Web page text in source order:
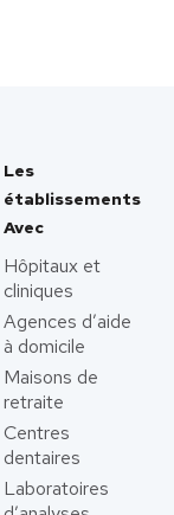
Les
établissements
Avec
Hôpitaux et
cliniques
Agences d’aide
à domicile
Maisons de
retraite
Centres
dentaires
Laboratoires